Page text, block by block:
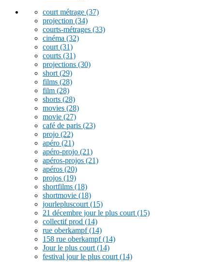
court métrage (37)
projection (34)
courts-métrages (33)
cinéma (32)
court (31)
courts (31)
projections (30)
short (29)
films (28)
film (28)
shorts (28)
movies (28)
movie (27)
café de paris (23)
projo (22)
apéro (21)
apéro-projo (21)
apéros-projos (21)
apéros (20)
projos (19)
shortfilms (18)
shortmovie (18)
jourlepluscourt (15)
21 décembre jour le plus court (15)
collectif prod (14)
rue oberkampf(14)
158 rue oberkampf(14)
Jour le plus court (14)
festival jour le plus court (14)